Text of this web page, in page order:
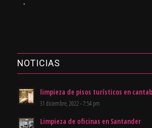
NOTICIAS
limpieza de pisos turísticos en
31 diciembre, 2022 - 7:54 pm
Limpieza de oficinas en Santander